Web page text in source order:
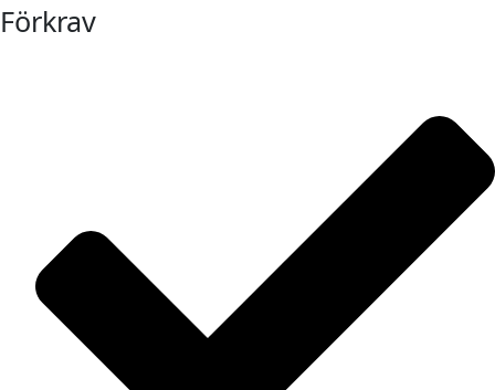
Förkrav